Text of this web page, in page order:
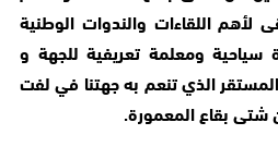
اللقاءات والندوات الوطنية
سياحية ومعلمة تعريفية للجهة و
الذي تنعم به جهتنا في لفت
شتى بقاع المعمورة.